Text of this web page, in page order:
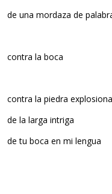
de una mordaza de
contra la boca
contra la piedra
de la larga intriga
de tu boca en mi lengua